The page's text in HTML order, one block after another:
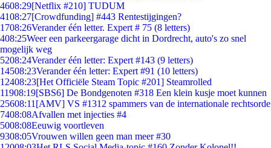
4608:29[Netflix #210] TUDUM
4108:27[Crowdfunding] #443 Rentestijgingen?
1708:26Verander één letter. Expert # 75 (8 letters)
408:25Weer een parkeergarage dicht in Dordrecht, auto's zo snel
mogelijk weg
5208:24Verander één letter: Expert #143 (9 letters)
14508:23Verander één letter: Expert #91 (10 letters)
12408:23[Het Officiële Steam Topic #201] Steamrolled
11908:19[SBS6] De Bondgenoten #318 Een klein kusje moet kunnen
25608:11 [AMV] VS #1312 spammers van de internationale rechtsorde
7408:08Afvallen met injecties #4
5008:08Eeuwig voortleven
9308:05Vrouwen willen geen man meer #30